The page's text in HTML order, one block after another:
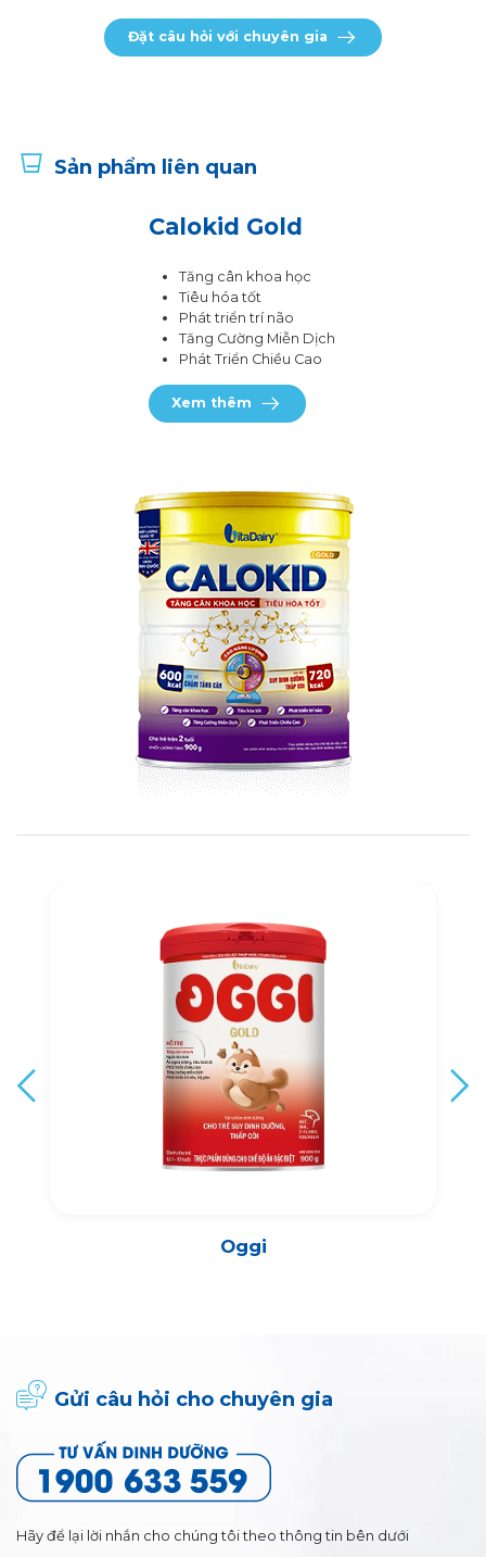
Đặt câu hỏi với chuyên gia
Sản phẩm liên quan
Calokid Gold
Tăng cân khoa học
Tiêu hóa tốt
Phát triển trí não
Tăng Cường Miễn Dịch
Phát Triển Chiều Cao
Xem thêm
Oggi
Gửi câu hỏi cho chuyên gia
Hãy để lại lời nhắn cho chúng tôi theo thông tin bên dưới